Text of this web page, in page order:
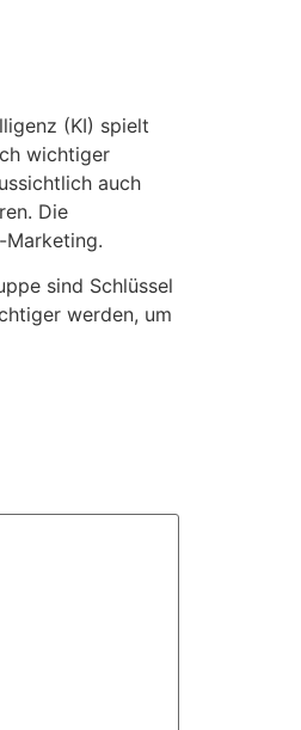
(KI) spielt
wichtiger
auch
Die
Marketing.
sind Schlüssel
werden, um